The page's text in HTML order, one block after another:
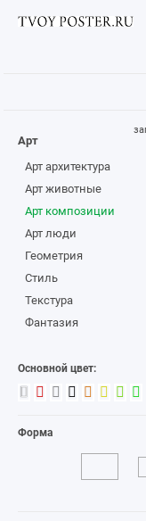
Арт
Арт архитектура
Арт животные
Арт композиции
Арт люди
Геометрия
Стиль
Текстура
Фантазия
Основной цвет:
Форма